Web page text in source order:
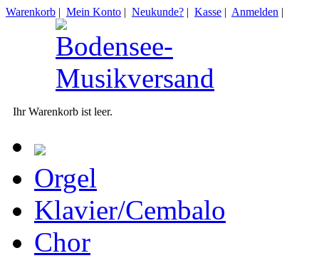
Warenkorb | Mein Konto | Neukunde? | Kasse | Anmelden |
Ihr Warenkorb ist leer.
Orgel
Klavier/Cembalo
Chor